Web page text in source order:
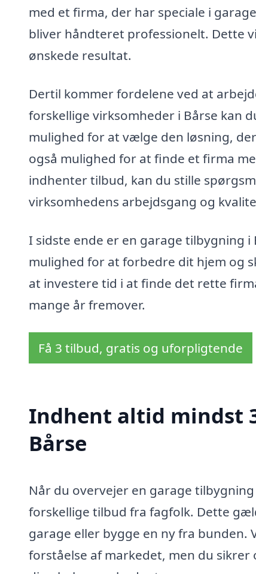
med et firma, der har speciale i
bliver håndteret professionelt. Dette
ønskede resultat.
Dertil kommer fordelene ved at
forskellige virksomheder i Bårse kan
mulighed for at vælge den løsning,
også mulighed for at finde et firma
indhenter tilbud, kan du stille
virksomhedens arbejdsgang og
I sidste ende er en garage tilbygning
mulighed for at forbedre dit hjem og
at investere tid i at finde det rette
mange år fremover.
Få 3 tilbud, gratis og uforpligtende
Indhent altid mindst
Bårse
Når du overvejer en garage
forskellige tilbud fra fagfolk. Dette
garage eller bygge en ny fra bunden.
forståelse af markedet, men du